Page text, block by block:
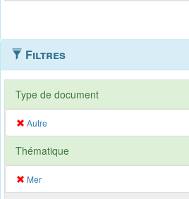
Filtres
Type de document
Autre
Thématique
Mer